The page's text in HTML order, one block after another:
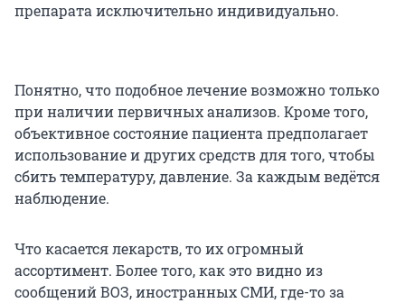
препарата исключительно индивидуально.
Понятно, что подобное лечение возможно только
при наличии первичных анализов. Кроме того,
объективное состояние пациента предполагает
использование и других средств для того, чтобы
сбить температуру, давление. За каждым ведётся
наблюдение.
Что касается лекарств, то их огромный
ассортимент. Более того, как это видно из
сообщений ВОЗ, иностранных СМИ, где-то за